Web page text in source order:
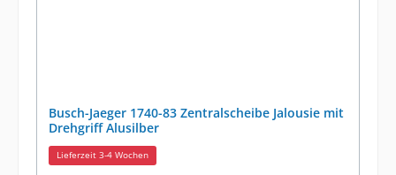
Busch-Jaeger 1740-83 Zentralscheibe Jalousie mit
Drehgriff Alusilber
Lieferzeit 3-4 Wochen